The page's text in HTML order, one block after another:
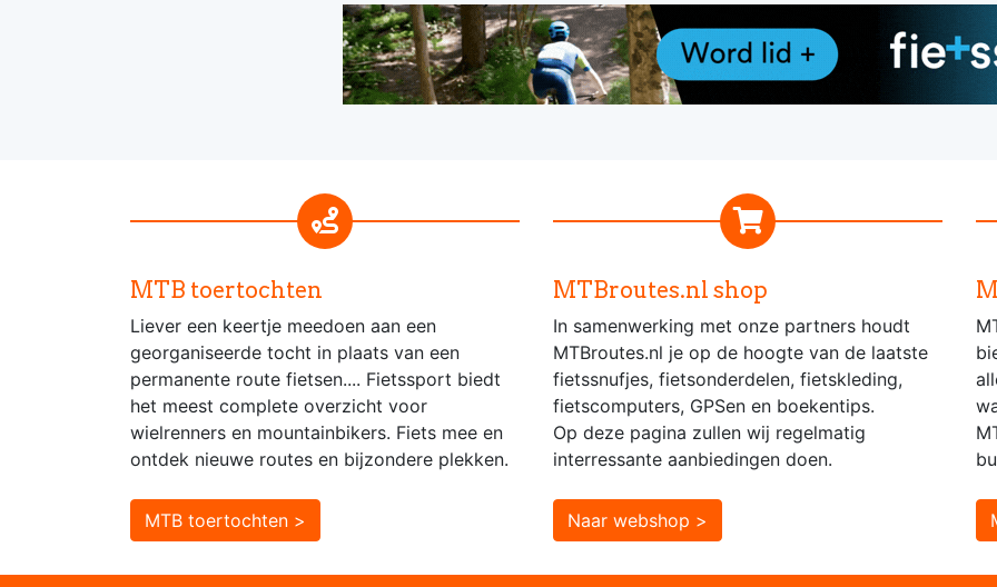
MTB toertochten
Liever een keertje meedoen aan een
georganiseerde tocht in plaats van een
permanente route fietsen.... Fietssport biedt
het meest complete overzicht voor
wielrenners en mountainbikers. Fiets mee en
ontdek nieuwe routes en bijzondere plekken.
MTB toertochten >
MTBroutes.nl shop
In samenwerking met onze partners houdt
MTBroutes.nl je op de hoogte van de laatste
fietssnufjes, fietsonderdelen, fietskleding,
fietscomputers, GPSen en boekentips.
Op deze pagina zullen wij regelmatig
interressante aanbiedingen doen.
Naar webshop >